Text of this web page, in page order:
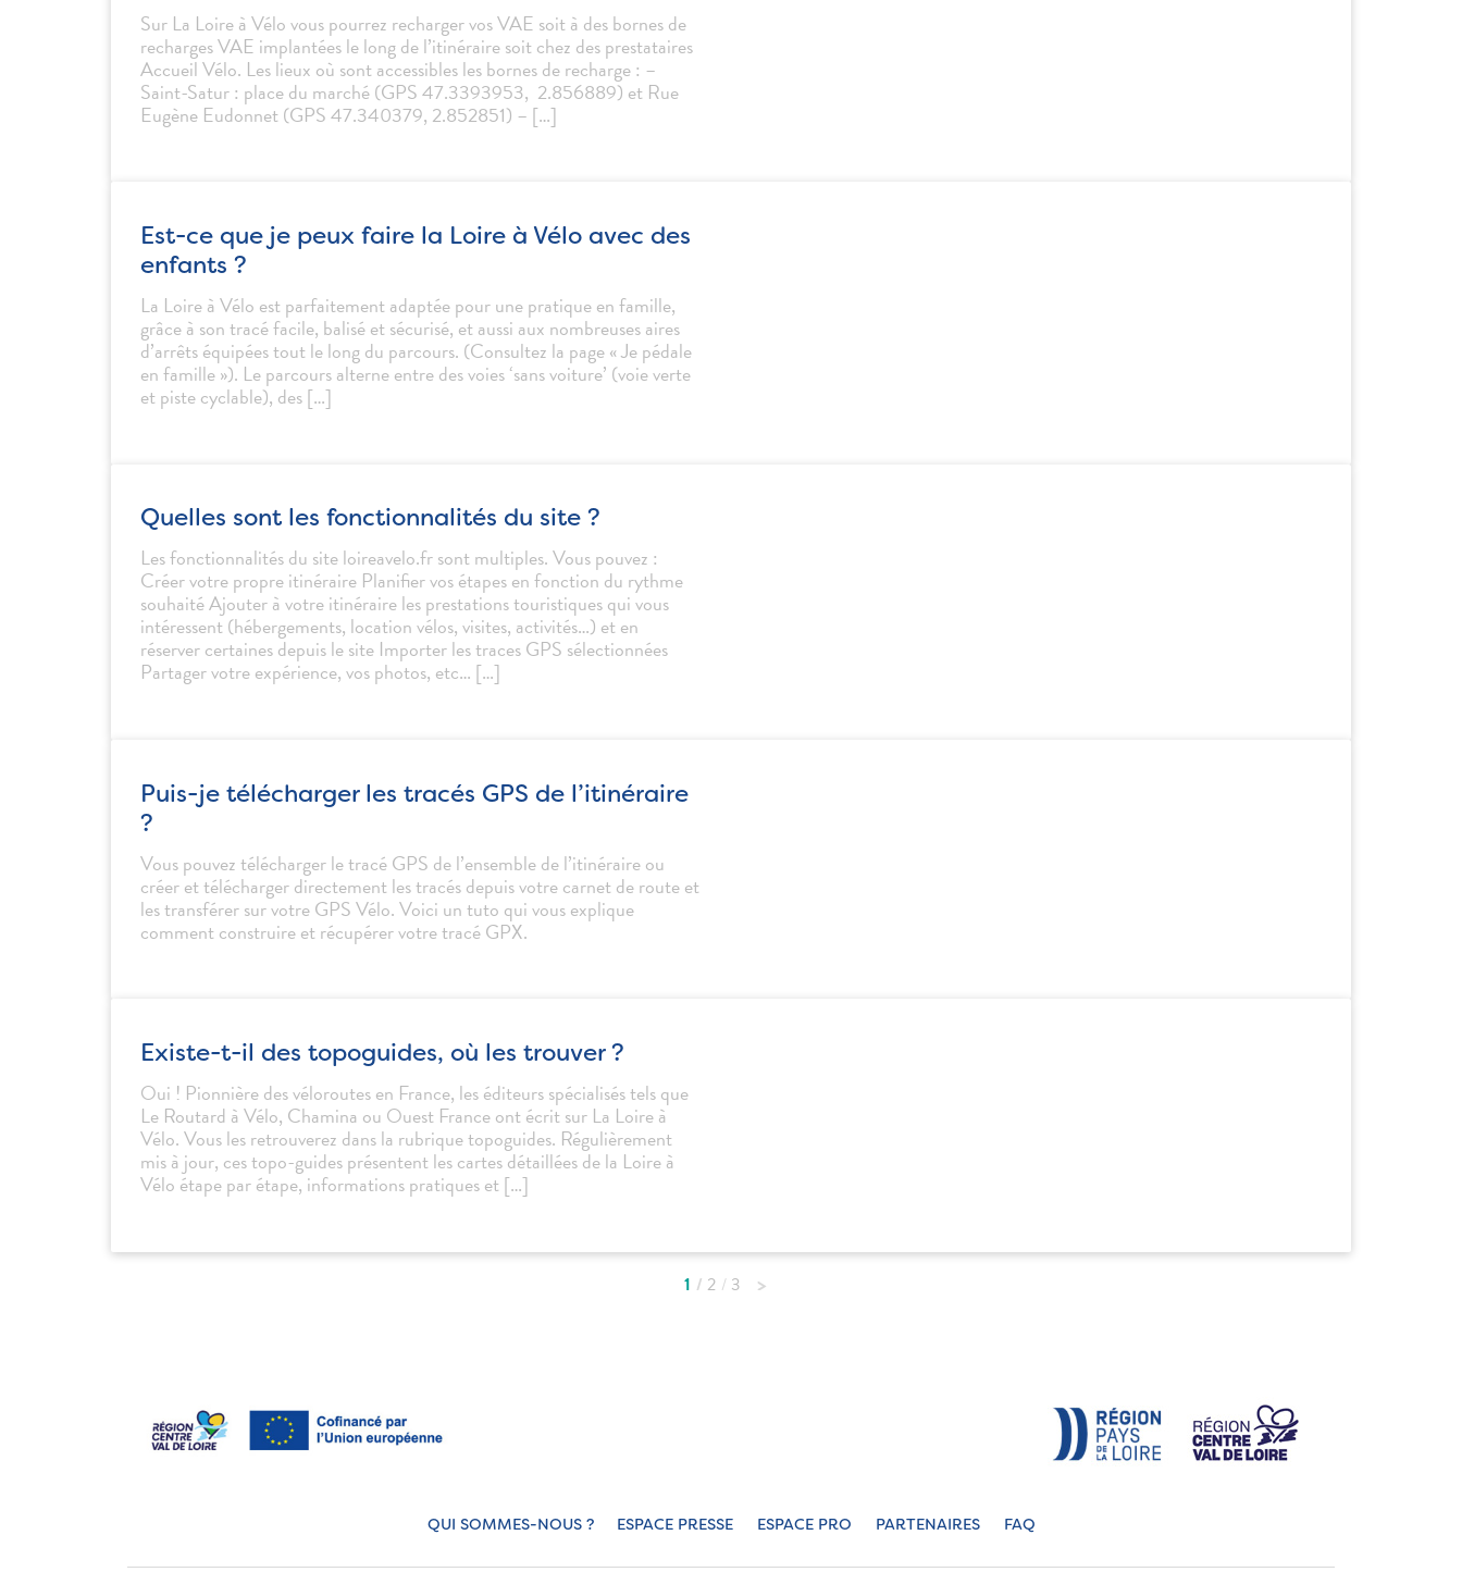
Sur La Loire à Vélo vous pourrez recharger vos VAE soit à des bornes de
recharges VAE implantées le long de l’itinéraire soit chez des prestataires
Accueil Vélo. Les lieux où sont accessibles les bornes de recharge : –
Saint-Satur : place du marché (GPS 47.3393953, 2.856889) et Rue
Eugène Eudonnet (GPS 47.340379, 2.852851) – […]
Est-ce que je peux faire la Loire à Vélo avec des
enfants ?
La Loire à Vélo est parfaitement adaptée pour une pratique en famille,
grâce à son tracé facile, balisé et sécurisé, et aussi aux nombreuses aires
d’arrêts équipées tout le long du parcours. (Consultez la page « Je pédale
en famille »). Le parcours alterne entre des voies ‘sans voiture’ (voie verte
et piste cyclable), des […]
Quelles sont les fonctionnalités du site ?
Les fonctionnalités du site loireavelo.fr sont multiples. Vous pouvez :
Créer votre propre itinéraire Planifier vos étapes en fonction du rythme
souhaité Ajouter à votre itinéraire les prestations touristiques qui vous
intéressent (hébergements, location vélos, visites, activités…) et en
réserver certaines depuis le site Importer les traces GPS sélectionnées
Partager votre expérience, vos photos, etc… […]
Puis-je télécharger les tracés GPS de l’itinéraire
?
Vous pouvez télécharger le tracé GPS de l’ensemble de l’itinéraire ou
créer et télécharger directement les tracés depuis votre carnet de route et
les transférer sur votre GPS Vélo. Voici un tuto qui vous explique
comment construire et récupérer votre tracé GPX.
Existe-t-il des topoguides, où les trouver ?
Oui ! Pionnière des véloroutes en France, les éditeurs spécialisés tels que
Le Routard à Vélo, Chamina ou Ouest France ont écrit sur La Loire à
Vélo. Vous les retrouverez dans la rubrique topoguides. Régulièrement
mis à jour, ces topo-guides présentent les cartes détaillées de la Loire à
Vélo étape par étape, informations pratiques et […]
1 2 3
QUI SOMMES-NOUS ? ESPACE PRESSE ESPACE PRO PARTENAIRES FAQ